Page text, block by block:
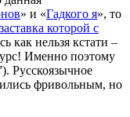
» и «Гадкого я», то
заставка которой с
как нельзя кстати –
Именно поэтому
Русскоязычное
фривольным, но